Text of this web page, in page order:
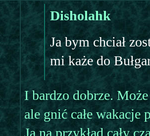
Disholahk
Ja bym chciał
mi każe do
I bardzo dobrze.
ale gnić całe wakacje
Ja na przykład cały